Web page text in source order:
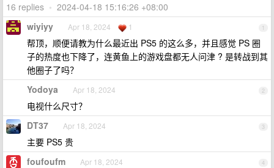
16 replies • 2024-04-18 15:16:26 +08:00
1
wiyiyy Apr 18, 2024 1
帮顶，顺便请教为什么最近出 PS5 的这么多，并且感觉 PS 圈
子的热度也下降了，连黄鱼上的游戏盘都无人问津 ? 是转战到其
他圈子了吗？
2
Yodoya Apr 18, 2024
电视什么尺寸？
3
DT37 Apr 18, 2024
主要 PS5 贵
4
foufoufm Apr 18, 2024